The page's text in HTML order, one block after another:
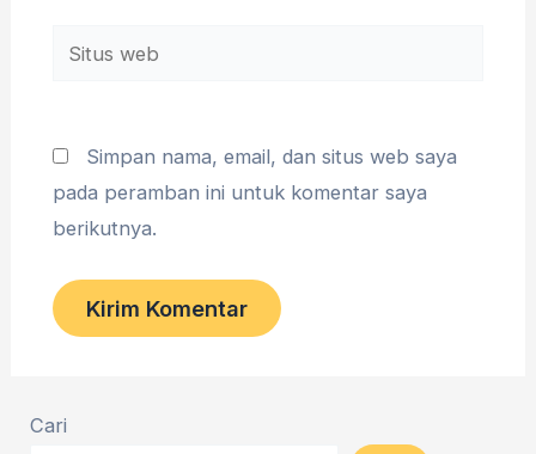
Situs
Simpan nama, email, dan situs web saya
pada peramban ini untuk komentar saya
berikutnya.
Cari